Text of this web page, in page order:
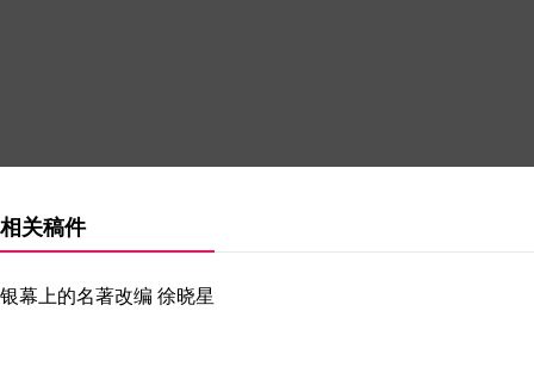
相关稿件
银幕上的名著改编 徐晓星